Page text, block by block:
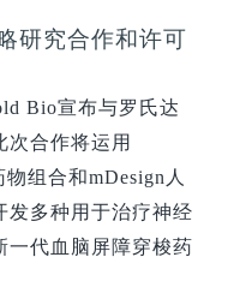
研究合作和许可
Bio宣布与罗氏达
次合作将运用
组合和mDesign人
发多种用于治疗神经
一代血脑屏障穿梭药